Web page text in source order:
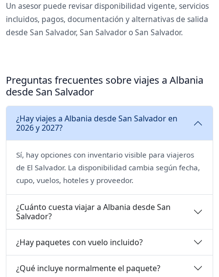
Un asesor puede revisar disponibilidad vigente, servicios
incluidos, pagos, documentación y alternativas de salida
desde San Salvador, San Salvador o San Salvador.
Preguntas frecuentes sobre viajes a Albania
desde San Salvador
¿Hay viajes a Albania desde San Salvador en
2026 y 2027?
Sí, hay opciones con inventario visible para viajeros
de El Salvador. La disponibilidad cambia según fecha,
cupo, vuelos, hoteles y proveedor.
¿Cuánto cuesta viajar a Albania desde San
Salvador?
¿Hay paquetes con vuelo incluido?
¿Qué incluye normalmente el paquete?